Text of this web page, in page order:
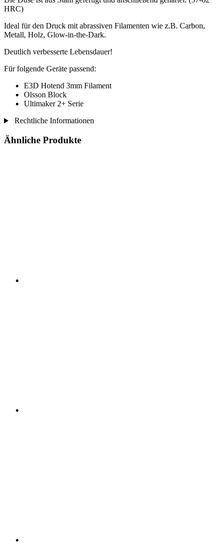
HRC)
Ideal für den Druck mit abrassiven Filamenten wie z.B. Carbon,
Metall, Holz, Glow-in-the-Dark.
Deutlich verbesserte Lebensdauer!
Für folgende Geräte passend:
E3D Hotend 3mm Filament
Olsson Block
Ultimaker 2+ Serie
Rechtliche Informationen
Ähnliche Produkte